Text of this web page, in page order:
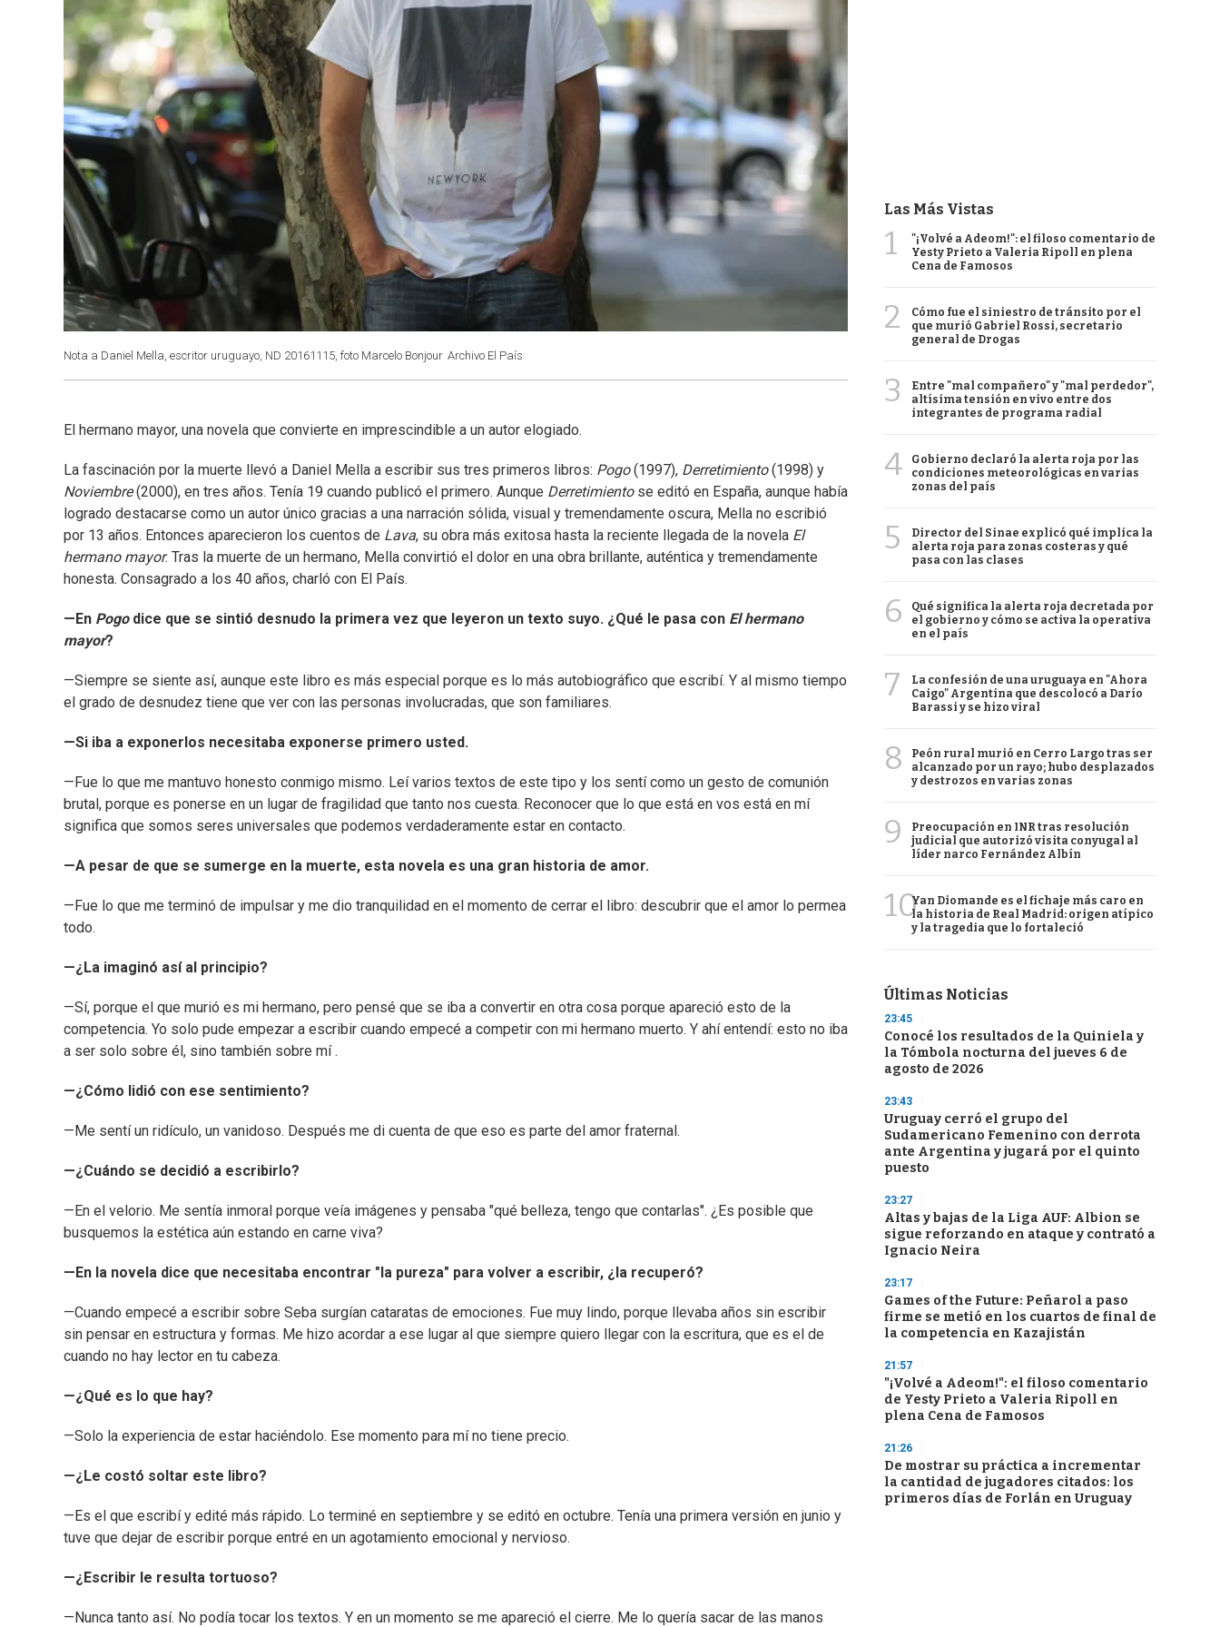
Nota a Daniel Mella, escritor uruguayo, ND 20161115, foto Marcelo Bonjour Archivo El País
El hermano mayor, una novela que convierte en imprescindible a un autor elogiado.
La fascinación por la muerte llevó a Daniel Mella a escribir sus tres primeros libros: Pogo(1997), Derretimiento(1998) y
Noviembre(2000), en tres años. Tenía 19 cuando publicó el primero. Aunque Derretimientose editó en España, aunque había
logrado destacarse como un autor único gracias a una narración sólida, visual y tremendamente oscura, Mella no escribió
por 13 años. Entonces aparecieron los cuentos de Lava, su obra más exitosa hasta la reciente llegada de la novela El
hermano mayor. Tras la muerte de un hermano, Mella convirtió el dolor en una obra brillante, auténtica y tremendamente
honesta. Consagrado a los 40 años, charló con El País.
—En Pogodice que se sintió desnudo la primera vez que leyeron un texto suyo. ¿Qué le pasa con El hermano
mayor?
—Siempre se siente así, aunque este libro es más especial porque es lo más autobiográfico que escribí. Y al mismo tiempo
el grado de desnudez tiene que ver con las personas involucradas, que son familiares.
—Si iba a exponerlos necesitaba exponerse primero usted.
—Fue lo que me mantuvo honesto conmigo mismo. Leí varios textos de este tipo y los sentí como un gesto de comunión
brutal, porque es ponerse en un lugar de fragilidad que tanto nos cuesta. Reconocer que lo que está en vos está en mí
significa que somos seres universales que podemos verdaderamente estar en contacto.
—A pesar de que se sumerge en la muerte, esta novela es una gran historia de amor.
—Fue lo que me terminó de impulsar y me dio tranquilidad en el momento de cerrar el libro: descubrir que el amor lo permea
todo.
—¿La imaginó así al principio?
—Sí, porque el que murió es mi hermano, pero pensé que se iba a convertir en otra cosa porque apareció esto de la
competencia. Yo solo pude empezar a escribir cuando empecé a competir con mi hermano muerto. Y ahí entendí: esto no iba
a ser solo sobre él, sino también sobre mí .
—¿Cómo lidió con ese sentimiento?
—Me sentí un ridículo, un vanidoso. Después me di cuenta de que eso es parte del amor fraternal.
—¿Cuándo se decidió a escribirlo?
—En el velorio. Me sentía inmoral porque veía imágenes y pensaba "qué belleza, tengo que contarlas". ¿Es posible que
busquemos la estética aún estando en carne viva?
—En la novela dice que necesitaba encontrar "la pureza" para volver a escribir, ¿la recuperó?
—Cuando empecé a escribir sobre Seba surgían cataratas de emociones. Fue muy lindo, porque llevaba años sin escribir
sin pensar en estructura y formas. Me hizo acordar a ese lugar al que siempre quiero llegar con la escritura, que es el de
cuando no hay lector en tu cabeza.
—¿Qué es lo que hay?
—Solo la experiencia de estar haciéndolo. Ese momento para mí no tiene precio.
—¿Le costó soltar este libro?
—Es el que escribí y edité más rápido. Lo terminé en septiembre y se editó en octubre. Tenía una primera versión en junio y
tuve que dejar de escribir porque entré en un agotamiento emocional y nervioso.
—¿Escribir le resulta tortuoso?
—Nunca tanto así. No podía tocar los textos. Y en un momento se me apareció el cierre. Me lo quería sacar de las manos
Las Más Vistas
1
"¡Volvé a Adeom!": el filoso comentario de
Yesty Prieto a Valeria Ripoll en plena
Cena de Famosos
2
Cómo fue el siniestro de tránsito por el
que murió Gabriel Rossi, secretario
general de Drogas
3
Entre "mal compañero" y "mal perdedor",
altísima tensión en vivo entre dos
integrantes de programa radial
4
Gobierno declaró la alerta roja por las
condiciones meteorológicas en varias
zonas del país
5
Director del Sinae explicó qué implica la
alerta roja para zonas costeras y qué
pasa con las clases
6
Qué significa la alerta roja decretada por
el gobierno y cómo se activa la operativa
en el país
7
La confesión de una uruguaya en "Ahora
Caigo" Argentina que descolocó a Darío
Barassi y se hizo viral
8
Peón rural murió en Cerro Largo tras ser
alcanzado por un rayo; hubo desplazados
y destrozos en varias zonas
9
Preocupación en INR tras resolución
judicial que autorizó visita conyugal al
líder narco Fernández Albín
10Yan Diomande es el fichaje más caro en
la historia de Real Madrid: origen atípico
y la tragedia que lo fortaleció
Últimas Noticias
23:45
Conocé los resultados de la Quiniela y
la Tómbola nocturna del jueves 6 de
agosto de 2026
23:43
Uruguay cerró el grupo del
Sudamericano Femenino con derrota
ante Argentina y jugará por el quinto
puesto
23:27
Altas y bajas de la Liga AUF: Albion se
sigue reforzando en ataque y contrató a
Ignacio Neira
23:17
Games of the Future: Peñarol a paso
firme se metió en los cuartos de final de
la competencia en Kazajistán
21:57
"¡Volvé a Adeom!": el filoso comentario
de Yesty Prieto a Valeria Ripoll en
plena Cena de Famosos
21:26
De mostrar su práctica a incrementar
la cantidad de jugadores citados: los
primeros días de Forlán en Uruguay